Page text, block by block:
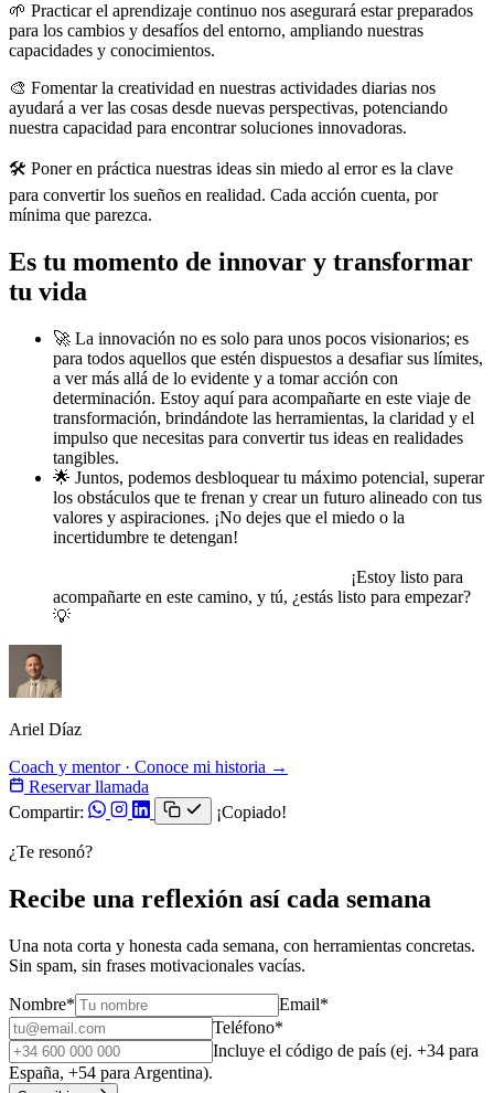
🌱 Practicar el aprendizaje continuo nos asegurará estar preparados
para los cambios y desafíos del entorno, ampliando nuestras
capacidades y conocimientos.
🎨 Fomentar la creatividad en nuestras actividades diarias nos
ayudará a ver las cosas desde nuevas perspectivas, potenciando
nuestra capacidad para encontrar soluciones innovadoras.
🛠️ Poner en práctica nuestras ideas sin miedo al error es la clave
para convertir los sueños en realidad. Cada acción cuenta, por
mínima que parezca.
Es tu momento de innovar y transformar
tu vida
🚀 La innovación no es solo para unos pocos visionarios; es
para todos aquellos que estén dispuestos a desafiar sus límites,
a ver más allá de lo evidente y a tomar acción con
determinación. Estoy aquí para acompañarte en este viaje de
transformación, brindándote las herramientas, la claridad y el
impulso que necesitas para convertir tus ideas en realidades
tangibles.
🌟 Juntos, podemos desbloquear tu máximo potencial, superar
los obstáculos que te frenan y crear un futuro alineado con tus
valores y aspiraciones. ¡No dejes que el miedo o la
incertidumbre te detengan!
¡Estoy listo para
acompañarte en este camino, y tú, ¿estás listo para empezar?
💡
Ariel Díaz
Coach y mentor · Conoce mi historia →
Reservar llamada
Compartir:
¡Copiado!
¿Te resonó?
Recibe una reflexión así cada semana
Una nota corta y honesta cada semana, con herramientas concretas.
Sin spam, sin frases motivacionales vacías.
Nombre* Email*
Teléfono*
Incluye el código de país (ej. +34 para
España, +54 para Argentina).